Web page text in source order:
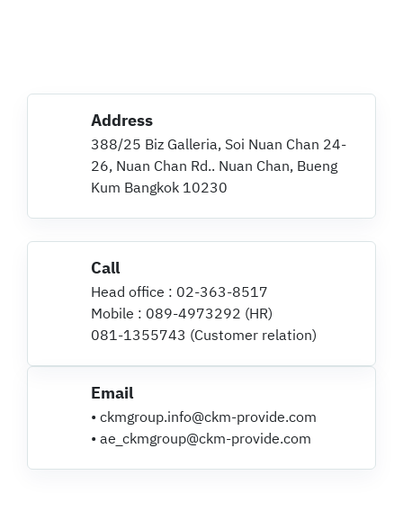
Address
388/25 Biz Galleria, Soi Nuan Chan 24-
26, Nuan Chan Rd.. Nuan Chan, Bueng
Kum Bangkok 10230
Call
Head office : 02-363-8517
Mobile : 089-4973292 (HR)
081-1355743 (Customer relation)
Email
• ckmgroup.info@ckm-provide.com
• ae_ckmgroup@ckm-provide.com